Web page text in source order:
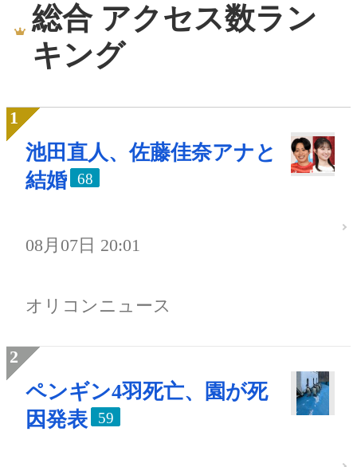
総合 アクセス数ラン
キング
池田直人、佐藤佳奈アナと
結婚
68
08月07日 20:01
オリコンニュース
ペンギン4羽死亡、園が死
因発表
59